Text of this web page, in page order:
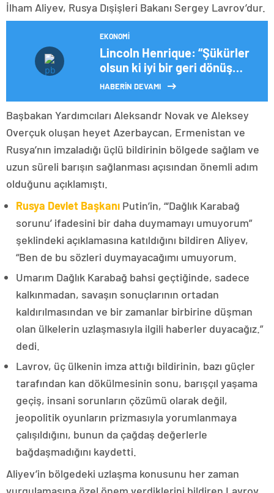
İlham Aliyev, Rusya Dışişleri Bakanı Sergey Lavrov’dur.
EKONOMI
Lincoln Henrique: “Şükürler
olsun ki iyi bir geri dönüş
yaptım”
HABERİN DEVAMI
Başbakan Yardımcıları Aleksandr Novak ve Aleksey
Overçuk oluşan heyet Azerbaycan, Ermenistan ve
Rusya’nın imzaladığı üçlü bildirinin bölgede sağlam ve
uzun süreli barışın sağlanması açısından önemli adım
olduğunu açıklamıştı.
Rusya Devlet Başkanı Putin’in, “‘Dağlık Karabağ
sorunu’ ifadesini bir daha duymamayı umuyorum”
şeklindeki açıklamasına katıldığını bildiren Aliyev,
“Ben de bu sözleri duymayacağımı umuyorum.
Umarım Dağlık Karabağ bahsi geçtiğinde, sadece
kalkınmadan, savaşın sonuçlarının ortadan
kaldırılmasından ve bir zamanlar birbirine düşman
olan ülkelerin uzlaşmasıyla ilgili haberler duyacağız.”
dedi.
Lavrov, üç ülkenin imza attığı bildirinin, bazı güçler
tarafından kan dökülmesinin sonu, barışçıl yaşama
geçiş, insani sorunların çözümü olarak değil,
jeopolitik oyunların prizmasıyla yorumlanmaya
çalışıldığını, bunun da çağdaş değerlerle
bağdaşmadığını kaydetti.
Aliyev’in bölgedeki uzlaşma konusunu her zaman